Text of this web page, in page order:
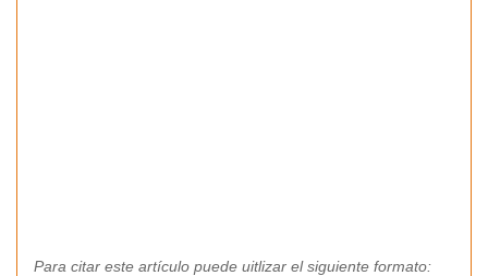
Para citar este artículo puede uitlizar el siguiente formato: